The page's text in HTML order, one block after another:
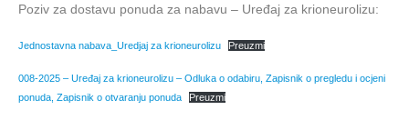
Poziv za dostavu ponuda za nabavu – Uređaj za krioneurolizu:
Jednostavna nabava_Uredjaj za krioneurolizu Preuzmi
008-2025 – Uređaj za krioneurolizu – Odluka o odabiru, Zapisnik o pregledu i ocjeni
ponuda, Zapisnik o otvaranju ponuda
Preuzmi